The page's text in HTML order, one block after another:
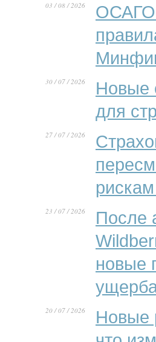
03 / 08 / 2026
ОСАГО
30 / 07 / 2026
Новые
для
27 / 07 / 2026
23 / 07 / 2026
После
новые
20 / 07 / 2026
Новые